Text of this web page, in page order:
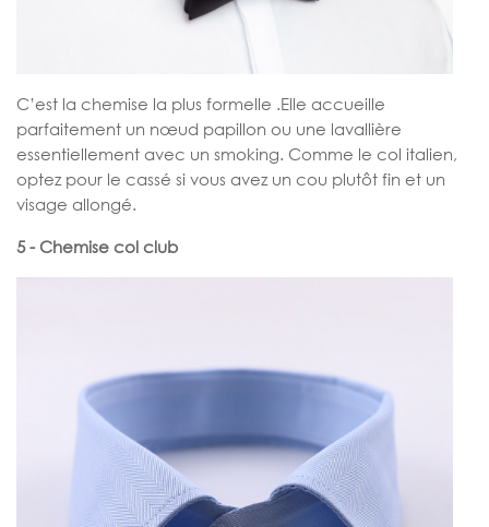
C’est la chemise la plus formelle .Elle accueille
parfaitement un nœud papillon ou une lavallière
essentiellement avec un smoking. Comme le col italien,
optez pour le cassé si vous avez un cou plutôt fin et un
visage allongé.
5 - Chemise col club